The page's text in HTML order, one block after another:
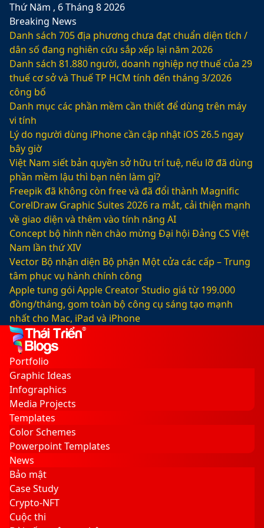
Thứ Năm , 6 Tháng 8 2026
Breaking News
Danh sách 705 địa phương chưa đạt chuẩn diện tích /
dân số đang nghiên cứu sắp xếp lại năm 2026
Danh sách 81.880‬ người, doanh nghiệp nợ thuế của 29
thuế cơ sở và Thuế TP HCM tính đến tháng 3/2026
công bố
Danh mục các phần mềm cần thiết để dùng trên máy
vi tính
Lý do người dùng iPhone cần cập nhật iOS 26.5 ngay
bây giờ
Việt Nam siết bản quyền sở hữu trí tuệ, nếu lỡ đã dùng
phần mềm lậu thì bạn nên làm gì?
Freepik đã không còn free và đã đổi thành Magnific
CorelDraw Graphic Suites 2026 ra mắt, cải thiện mạnh
về giao diện và thêm vào tính năng AI
Concept bộ hình nền chào mừng Đại hội Đảng CS Việt
Nam lần thứ XIV
Vector Bộ nhận diện Bộ phận Một cửa các cấp – Trung
tâm phục vụ hành chính công
Apple tung gói Apple Creator Studio giá từ 199.000
đồng/tháng, gom toàn bộ công cụ sáng tạo mạnh
nhất cho Mac, iPad và iPhone
Facebook
X
LinkedIn
YouTube
Google
Play
Sidebar
Switch
skin
Portfolio
Graphic Ideas
Infographics
Media Projects
Templates
Color Schemes
Powerpoint Templates
News
Bảo mật
Case Study
Crypto-NFT
Cuộc thi